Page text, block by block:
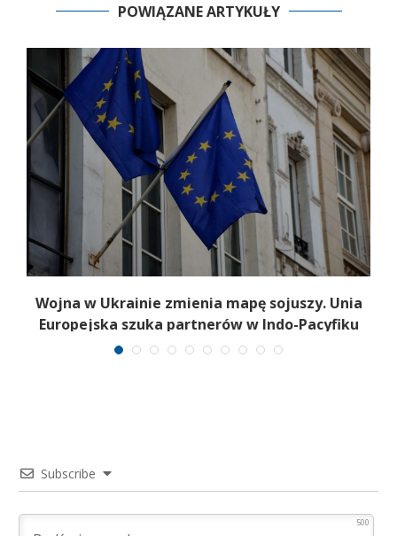
POWIĄZANE ARTYKUŁY
Wojna w Ukrainie zmienia mapę sojuszy. Unia
Europejska szuka partnerów w Indo-Pacyfiku
Subscribe
500